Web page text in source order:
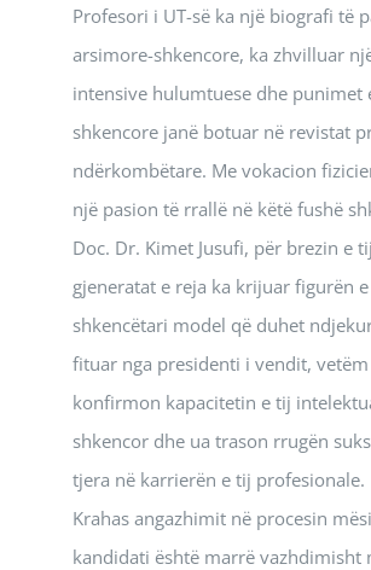
Profesori i UT-së ka një biografi të
arsimore-shkencore, ka zhvilluar
intensive hulumtuese dhe punimet
shkencore janë botuar në revistat
ndërkombëtare. Me vokacion
një pasion të rrallë në këtë fushë
Doc. Dr. Kimet Jusufi, për brezin e
gjeneratat e reja ka krijuar figurën
shkencëtari model që duhet
fituar nga presidenti i vendit, vetëm
konfirmon kapacitetin e tij
shkencor dhe ua trason rrugën
tjera në karrierën e tij profesionale.
Krahas angazhimit në procesin
kandidati është marrë vazhdimisht